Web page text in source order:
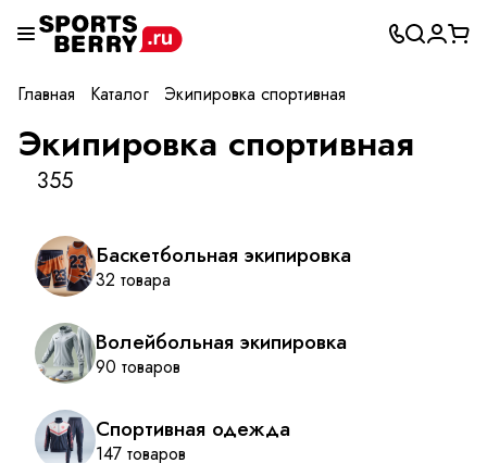
Главная Каталог Экипировка спортивная
Экипировка спортивная
355
Баскетбольная экипировка
32 товара
Волейбольная экипировка
90 товаров
Спортивная одежда
147 товаров